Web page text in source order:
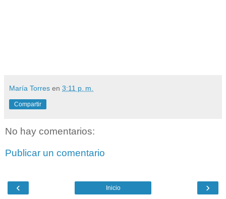
María Torres en 3:11 p. m.
Compartir
No hay comentarios:
Publicar un comentario
‹ ›
Inicio